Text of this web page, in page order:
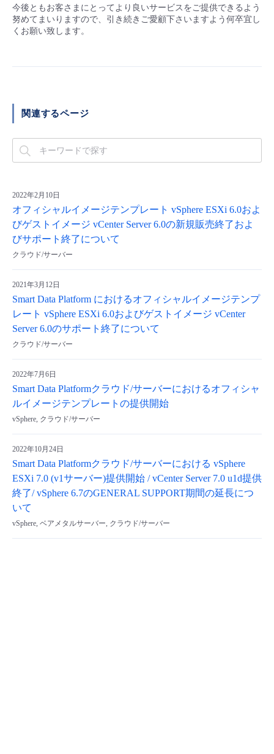
今後ともお客さまにとってより良いサービスをご提供できるよう
努めてまいりますので、引き続きご愛顧下さいますよう何卒宜し
くお願い致します。
関連するページ
2022年2月10日
オフィシャルイメージテンプレート vSphere ESXi 6.0およ
びゲストイメージ vCenter Server 6.0の新規販売終了およ
びサポート終了について
クラウド/サーバー
2021年3月12日
Smart Data Platform におけるオフィシャルイメージテンプ
レート vSphere ESXi 6.0およびゲストイメージ vCenter
Server 6.0のサポート終了について
クラウド/サーバー
2022年7月6日
Smart Data Platformクラウド/サーバーにおけるオフィシャ
ルイメージテンプレートの提供開始
vSphere, クラウド/サーバー
2022年10月24日
Smart Data Platformクラウド/サーバーにおける vSphere
ESXi 7.0 (v1サーバー)提供開始 / vCenter Server 7.0 u1d提供
終了/ vSphere 6.7のGENERAL SUPPORT期間の延長につ
いて
vSphere, ベアメタルサーバー, クラウド/サーバー